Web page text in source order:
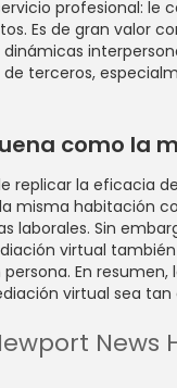
profesional:
Es de gran valor
terceros,
como la
replicar la eficacia
misma habitación
laborales. Sin
virtual
En
virtual sea
News